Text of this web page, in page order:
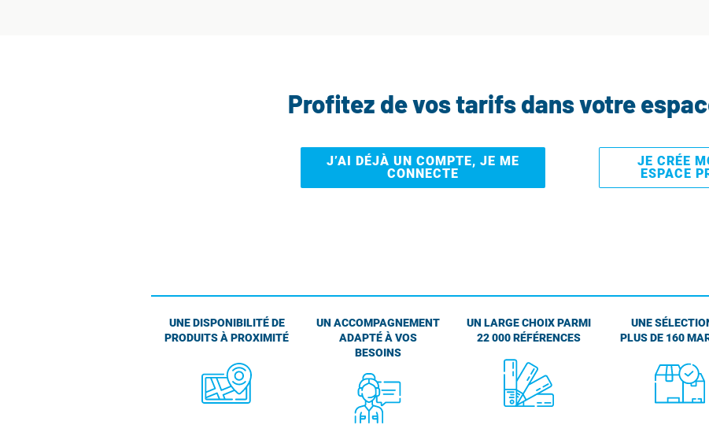
Profitez de vos tarifs dans votre
J’AI DÉJÀ UN COMPTE, JE ME
CONNECTE
JE CRÉE
ESPACE
UNE DISPONIBILITÉ DE
PRODUITS À PROXIMITÉ
UN ACCOMPAGNEMENT
ADAPTÉ À VOS
BESOINS
UN LARGE CHOIX PARMI
22 000 RÉFÉRENCES
UNE
PLUS DE 160